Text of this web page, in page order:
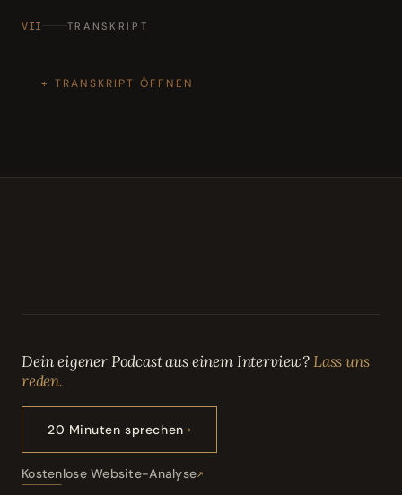
VII TRANSKRIPT
TRANSKRIPT ÖFFNEN
Dein eigener Podcast aus einem Interview?Lass uns
reden.
20 Minuten sprechen
Kostenlose Website-Analyse